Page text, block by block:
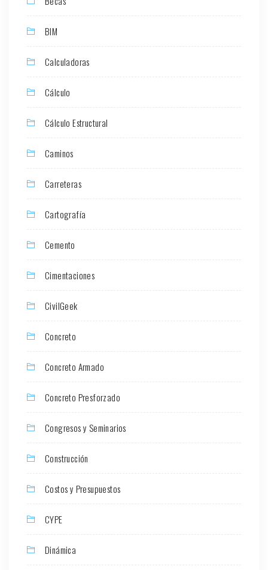
BIM
Calculadoras
Cálculo
Cálculo Estructural
Caminos
Carreteras
Cartografía
Cemento
Cimentaciones
CivilGeek
Concreto
Concreto Armado
Concreto Presforzado
Congresos y Seminarios
Construcción
Costos y Presupuestos
CYPE
Dinámica